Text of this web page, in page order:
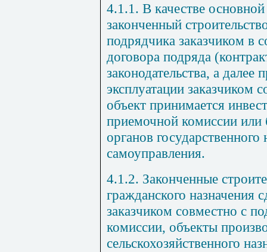
4.1.1. В качестве
законченный
подрядчика заказчиком в
договора подряда
законодательства, а
эксплуатации заказчиком
объект принимается
приемочной комиссии или
органов
самоуправления.
4.1.2. Законченные
гражданского назначения
заказчиком совместно с
комиссии, объекты
сельскохозяйственного